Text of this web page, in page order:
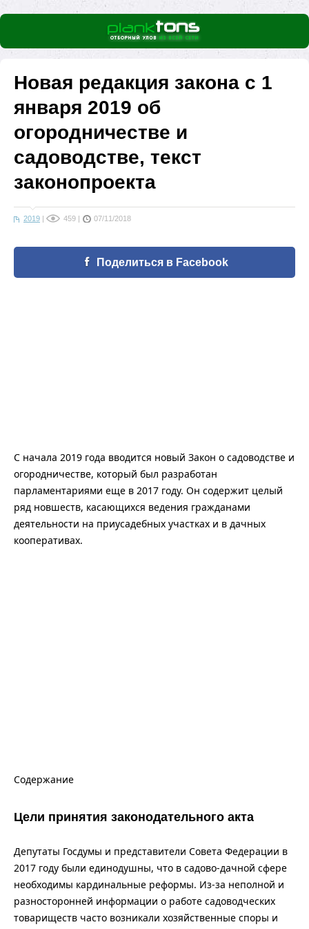
Новая редакция закона с 1
января 2019 об
огородничестве и
садоводстве, текст
законопроекта
2019 | 459 | 07/11/2018
Поделиться в Facebook
С начала 2019 года вводится новый Закон о садоводстве и
огородничестве, который был разработан
парламентариями еще в 2017 году. Он содержит целый
ряд новшеств, касающихся ведения гражданами
деятельности на приусадебных участках и в дачных
кооперативах.
Содержание
Цели принятия законодательного акта
Депутаты Госдумы и представители Совета Федерации в
2017 году были единодушны, что в садово-дачной сфере
необходимы кардинальные реформы. Из-за неполной и
разносторонней информации о работе садоводческих
товариществ часто возникали хозяйственные споры и